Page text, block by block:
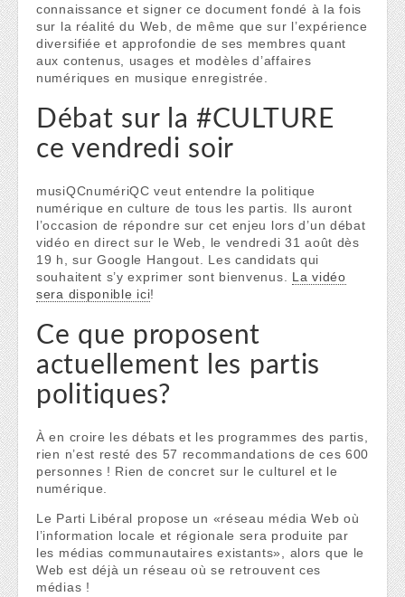
connaissance et signer ce document fondé à la fois
sur la réalité du Web, de même que sur l’expérience
diversifiée et approfondie de ses membres quant
aux contenus, usages et modèles d’affaires
numériques en musique enregistrée.
Débat sur la #CULTURE
ce vendredi soir
musiQCnumériQC veut entendre la politique
numérique en culture de tous les partis. Ils auront
l’occasion de répondre sur cet enjeu lors d’un débat
vidéo en direct sur le Web, le vendredi 31 août dès
19 h, sur Google Hangout. Les candidats qui
souhaitent s’y exprimer sont bienvenus. La vidéo
sera disponible ici!
Ce que proposent
actuellement les partis
politiques?
À en croire les débats et les programmes des partis,
rien n’est resté des 57 recommandations de ces 600
personnes ! Rien de concret sur le culturel et le
numérique.
Le Parti Libéral propose un «réseau média Web où
l’information locale et régionale sera produite par
les médias communautaires existants», alors que le
Web est déjà un réseau où se retrouvent ces
médias !